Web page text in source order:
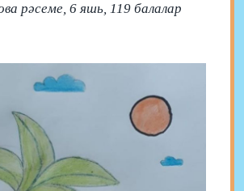
рәсеме, 6 яшь, 119 балалар